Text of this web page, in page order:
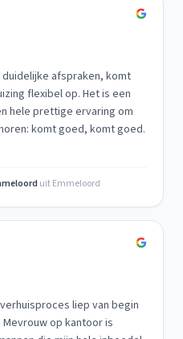
afspraken, komt
flexibel op. Het is een
hele prettige ervaring om
komt goed, komt goed.
uitEmmeloord
liep van begin
op kantoor is